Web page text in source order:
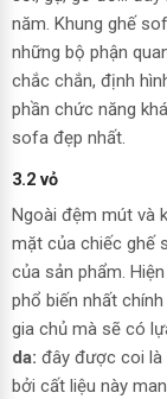
năm. Khung ghế
những bộ phận
chắc chắn, định
phần chức năng
sofa đẹp nhất.
3.2 vỏ
Ngoài đệm mút và
mặt của chiếc ghế
của sản phẩm.
phổ biến nhất
gia chủ mà sẽ có
da: đây được coi
bởi cất liệu này